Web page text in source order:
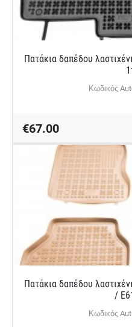
Πατάκια δαπέδου
Κωδικός
€67.00
Πατάκια δαπέδου
/
Κωδικός